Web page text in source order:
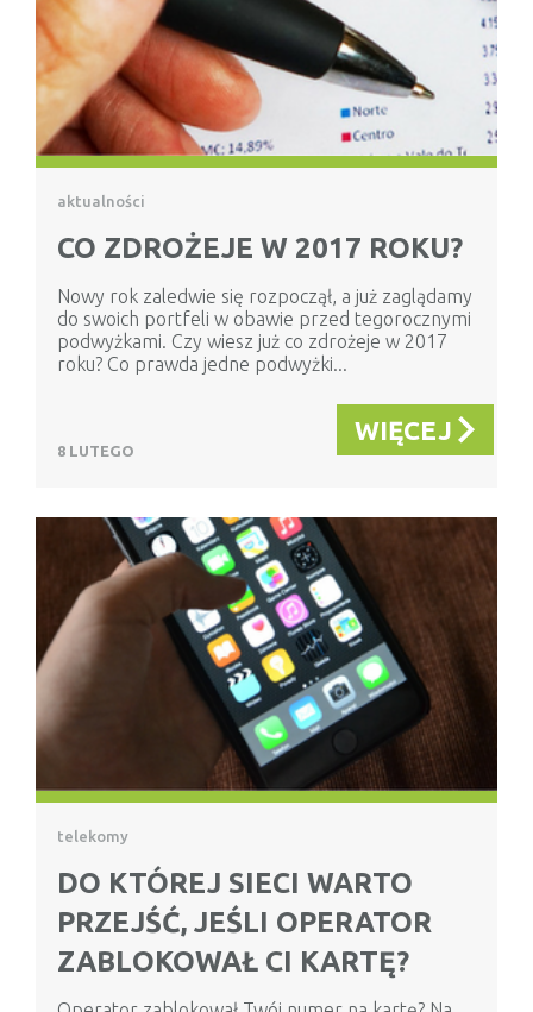
aktualności
CO ZDROŻEJE W 2017 ROKU?
Nowy rok zaledwie się rozpoczął, a już zaglądamy
do swoich portfeli w obawie przed tegorocznymi
podwyżkami. Czy wiesz już co zdrożeje w 2017
roku? Co prawda jedne podwyżki...
8 LUTEGO
WIĘCEJ
telekomy
DO KTÓREJ SIECI WARTO
PRZEJŚĆ, JEŚLI OPERATOR
ZABLOKOWAŁ CI KARTĘ?